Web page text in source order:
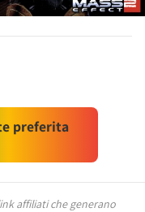
preferita
affiliati che generano